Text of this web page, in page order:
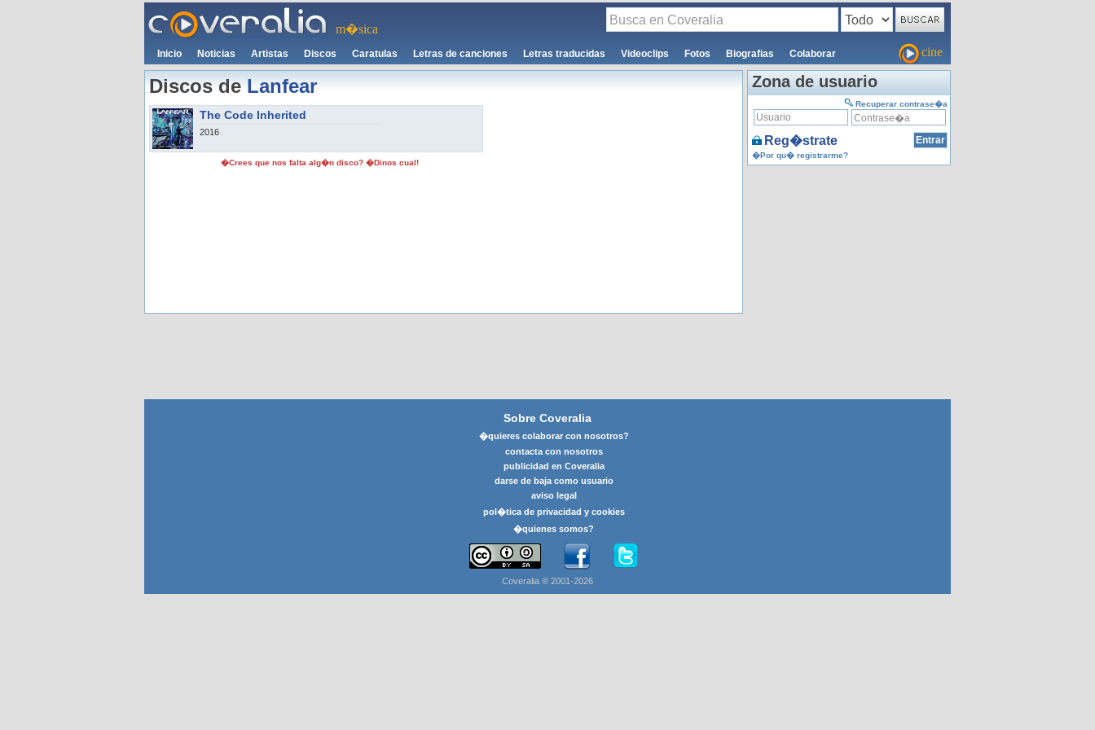
m�sica
Inicio Noticias Artistas Discos Caratulas Letras de canciones Letras traducidas Videoclips Fotos Biografias Colaborar cine
Discos deLanfear
The Code Inherited
2016
�Crees que nos falta alg�n disco? �Dinos cual!
Zona de usuario
Recuperar contrase�a
Reg�strate
�Por qu� registrarme?
Sobre Coveralia
�quieres colaborar con nosotros?
contacta con nosotros
publicidad en Coveralia
darse de baja como usuario
aviso legal
pol�tica de privacidad y cookies
�quienes somos?
Coveralia ® 2001-2026